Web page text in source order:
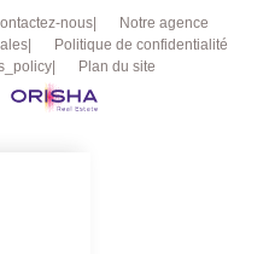
nous
Notre agence
Politique de confidentialité
Plan du site